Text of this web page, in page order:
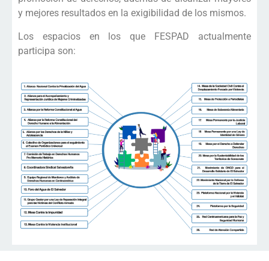
y mejores resultados en la exigibilidad de los mismos.
Los espacios en los que FESPAD actualmente
participa son: